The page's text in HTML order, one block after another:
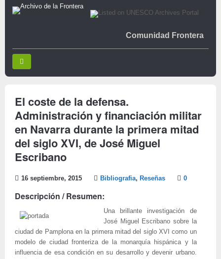
Comunidad Frontera
El coste de la defensa.
Administración y financiación militar
en Navarra durante la primera mitad
del siglo XVI, de José Miguel
Escribano
16 septiembre, 2015 Bibliografia, Reseñas 0
Descripción / Resumen:
Una brillante investigación de
José Miguel Escribano sobre la
ciudad de Pamplona en la primera mitad del siglo XVI como un
modelo de ciudad fronteriza de la monarquía hispánica y la
influencia de esa condición en su desarrollo y devenir urbano.